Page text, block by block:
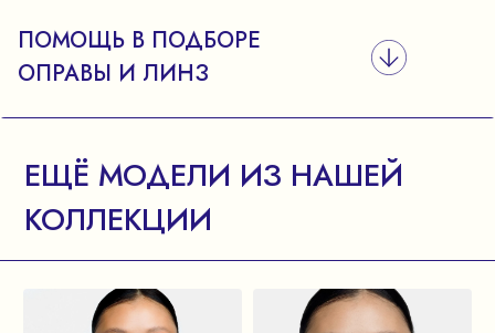
ПОМОЩЬ В ПОДБОРЕ
ОПРАВЫ И ЛИНЗ
ЕЩЁ МОДЕЛИ ИЗ НАШЕЙ
КОЛЛЕКЦИИ